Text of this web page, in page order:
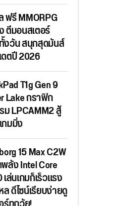
ฟรี MMORPG
ตีมอนสเตอร์
งวัน สนุกสุดมันส์
ตปี 2026
T1g Gen 9
Lake กราฟิก
ม LPCAMM2 สู้
มมิ่ง
15 Max C2W
ลัง Intel Core
ล่นเกมก็เร็วแรง
ดีไซน์เรียบง่ายดู